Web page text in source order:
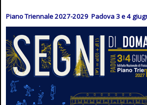
Piano Triennale 2027-2029 Padova 3 e 4